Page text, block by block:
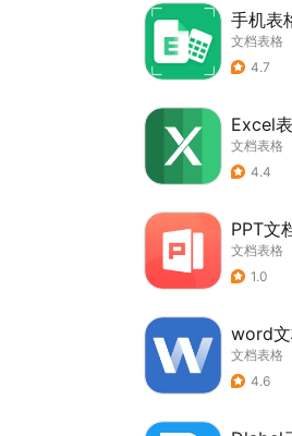
手机表
文档表格
4.7
Excel
文档表格
4.4
PPT文
文档表格
1.0
word文
文档表格
4.6